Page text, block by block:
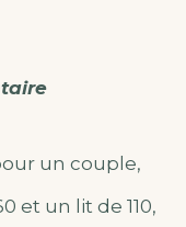
un couple,
et un lit de 110,